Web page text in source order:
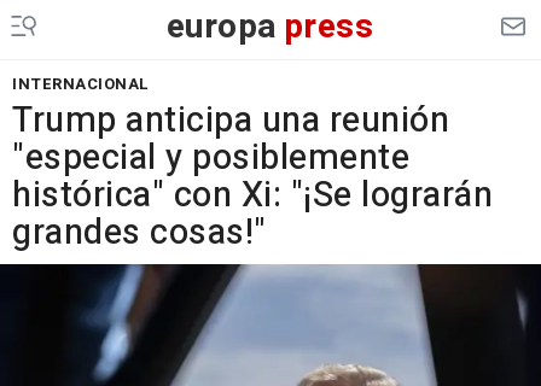
europa press
INTERNACIONAL
Trump anticipa una reunión
"especial y posiblemente
histórica" con Xi: "¡Se lograrán
grandes cosas!"